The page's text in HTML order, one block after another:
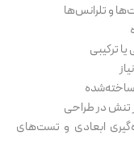
و تلرانس‌ها
ترکیبی
ساخته‌شده
تنش در طراحی
ابعادی و تست‌های